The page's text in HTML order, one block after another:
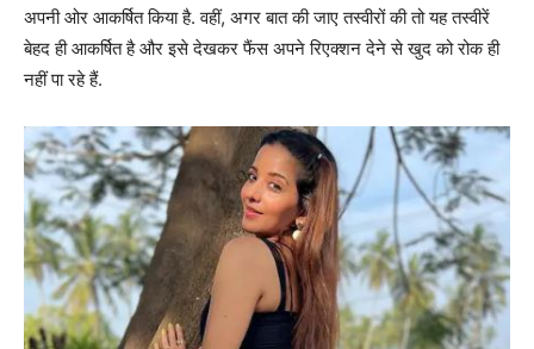
अपनी ओर आकर्षित किया है. वहीं, अगर बात की जाए तस्वीरों की तो यह तस्वीरें
बेहद ही आकर्षित है और इसे देखकर फैंस अपने रिएक्शन देने से खुद को रोक ही
नहीं पा रहे हैं.